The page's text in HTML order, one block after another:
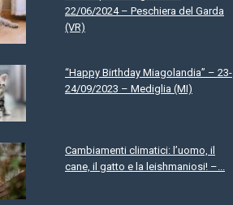
22/06/2024 – Peschiera del Garda
(VR)
“Happy Birthday Miagolandia” – 23-
24/09/2023 – Mediglia (MI)
Cambiamenti climatici: l’uomo, il
cane, il gatto e la leishmaniosi! –...